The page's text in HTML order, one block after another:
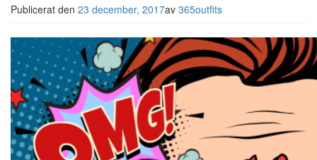
Publicerat den 23 december, 2017av 365outfits